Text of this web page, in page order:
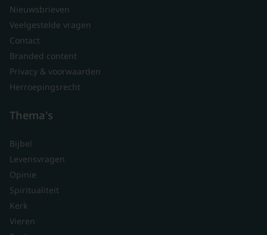
Nieuwsbrieven
Veelgestelde vragen
Contact
Branded content
Privacy & voorwaarden
Herroepingsrecht
Thema's
Bijbel
Levensvragen
Opinie
Spiritualiteit
Kerk
Vieren